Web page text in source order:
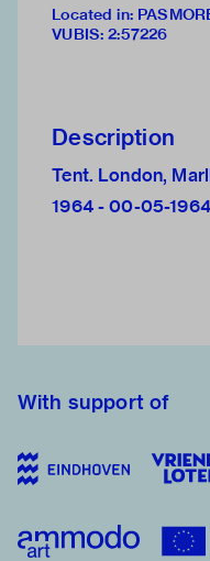
Located in:
VUBIS: 2:57226
Description
Tent. London,
1964 - 00-05-1964
With support of